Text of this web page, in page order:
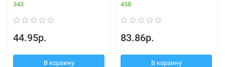
343
44.95р.
В корзину
458
83.86р.
В корзину